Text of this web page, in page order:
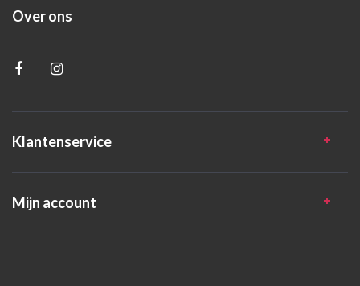
Over ons
Klantenservice
Mijn account